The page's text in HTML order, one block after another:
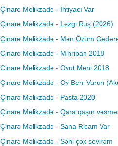
Çinare Melikzade - İhtiyacı Var
Çinarə Məlikzadə - Ləzgi Ruş (2026)
Çinarə Məlikzadə - Mən Özüm
Cinare Melikzade - Mihriban 2018
Cinare Melikzade - Ovut Meni 2018
Çinarə Məlikzadə - Oy Beni Vurun
Çinarə Məlikzadə - Pasta 2020
Çinarə Məlikzadə - Qara qaşın
Çinarə Məlikzadə - Sana Ricam Var
Çinarə Məlikzadə - Səni çox sevirəm